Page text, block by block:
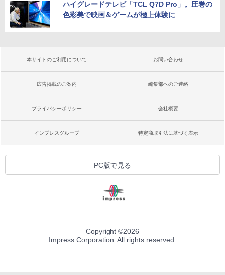
ハイグレードテレビ「TCL Q7D Pro」。圧巻の
色彩美で映画＆ゲームが極上体験に
本サイトのご利用について お問い合わせ
広告掲載のご案内 編集部へのご連絡
プライバシーポリシー 会社概要
インプレスグループ 特定商取引法に基づく表示
PC版で見る
Copyright ©2026
Impress Corporation. All rights reserved.